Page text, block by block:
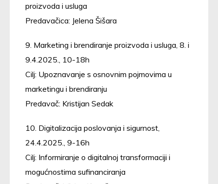
proizvoda i usluga
Predavačica: Jelena Šišara
9. Marketing i brendiranje proizvoda i usluga, 8. i
9.4.2025., 10-18h
Cilj: Upoznavanje s osnovnim pojmovima u
marketingu i brendiranju
Predavač: Kristijan Sedak
10. Digitalizacija poslovanja i sigurnost,
24.4.2025., 9-16h
Cilj: Informiranje o digitalnoj transformaciji i
mogućnostima sufinanciranja